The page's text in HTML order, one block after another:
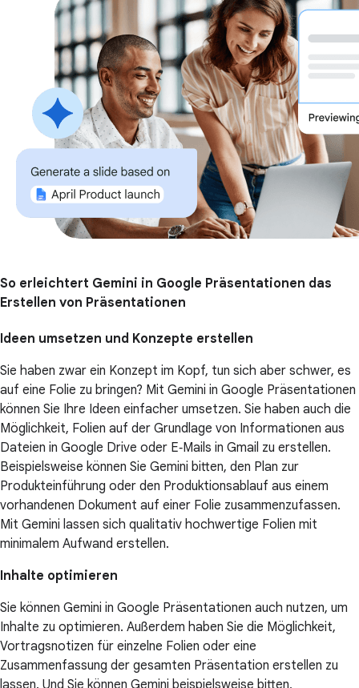
So erleichtert Gemini in Google Präsentationen das
Erstellen von Präsentationen
Ideen umsetzen und Konzepte erstellen
Sie haben zwar ein Konzept im Kopf, tun sich aber schwer, es
auf eine Folie zu bringen? Mit Gemini in Google Präsentationen
können Sie Ihre Ideen einfacher umsetzen. Sie haben auch die
Möglichkeit, Folien auf der Grundlage von Informationen aus
Dateien in Google Drive oder E‑Mails in Gmail zu erstellen.
Beispielsweise können Sie Gemini bitten, den Plan zur
Produkteinführung oder den Produktionsablauf aus einem
vorhandenen Dokument auf einer Folie zusammenzufassen.
Mit Gemini lassen sich qualitativ hochwertige Folien mit
minimalem Aufwand erstellen.
Inhalte optimieren
Sie können Gemini in Google Präsentationen auch nutzen, um
Inhalte zu optimieren. Außerdem haben Sie die Möglichkeit,
Vortragsnotizen für einzelne Folien oder eine
Zusammenfassung der gesamten Präsentation erstellen zu